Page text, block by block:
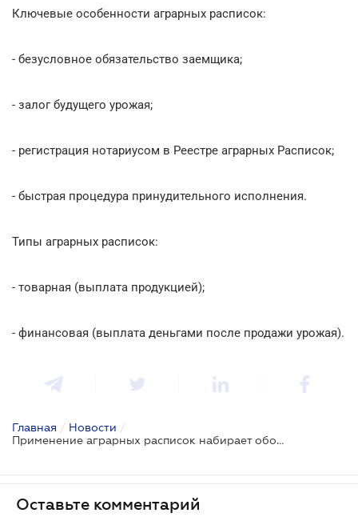
Ключевые особенности аграрных расписок:
- безусловное обязательство заемщика;
- залог будущего урожая;
- регистрация нотариусом в Реестре аграрных Расписок;
- быстрая процедура принудительного исполнения.
Типы аграрных расписок:
- товарная (выплата продукцией);
- финансовая (выплата деньгами после продажи урожая).
Главная / Новости /
Применение аграрных расписок набирает обороты
Оставьте комментарий